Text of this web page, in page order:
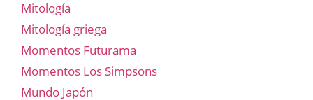
Mitología
Mitología griega
Momentos Futurama
Momentos Los Simpsons
Mundo Japón